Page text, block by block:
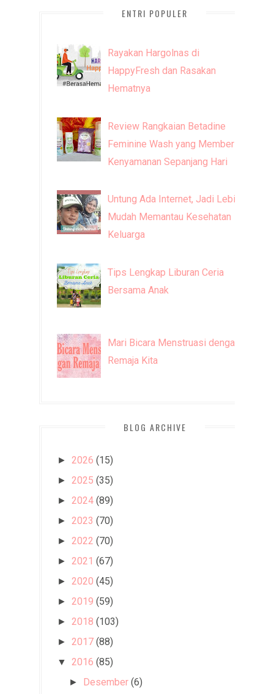
ENTRI POPULER
Rayakan Hargolnas di
HappyFresh dan Rasakan
Hematnya
Review Rangkaian Betadine
Feminine Wash yang Memberi
Kenyamanan Sepanjang Hari
Untung Ada Internet, Jadi Lebih
Mudah Memantau Kesehatan
Keluarga
Tips Lengkap Liburan Ceria
Bersama Anak
Mari Bicara Menstruasi dengan
Remaja Kita
BLOG ARCHIVE
► 2026 (15)
► 2025 (35)
► 2024 (89)
► 2023 (70)
► 2022 (70)
► 2021 (67)
► 2020 (45)
► 2019 (59)
► 2018 (103)
► 2017 (88)
▼ 2016 (85)
► Desember (6)